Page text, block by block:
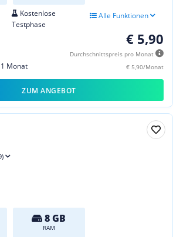
Kostenlose
Testphase
Alle Funktionen
€ 5,90
Durchschnittspreis pro Monat
€ 5,90/Monat
Monat
ZUM ANGEBOT
8 GB
RAM